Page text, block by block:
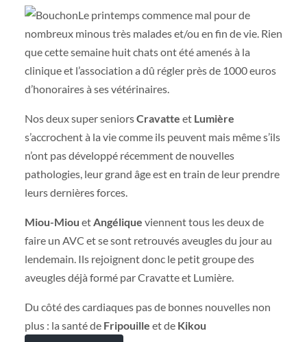
Le printemps commence mal pour de
nombreux minous très malades et/ou en fin de vie. Rien
que cette semaine huit chats ont été amenés à la
clinique et l’association a dû régler près de 1000 euros
d’honoraires à ses vétérinaires.
Nos deux super seniorsCravatte et Lumière
s’accrochent à la vie comme ils peuvent mais même s’ils
n’ont pas développé récemment de nouvelles
pathologies, leur grand âge est en train de leur prendre
leurs dernières forces.
Miou-Miou et Angélique viennent tous les deux de
faire un AVC et se sont retrouvés aveugles du jour au
lendemain. Ils rejoignent donc le petit groupe des
aveugles déjà formé par Cravatte et Lumière.
Du côté des cardiaques pas de bonnes nouvelles non
plus : la santé de Fripouille et de Kikou